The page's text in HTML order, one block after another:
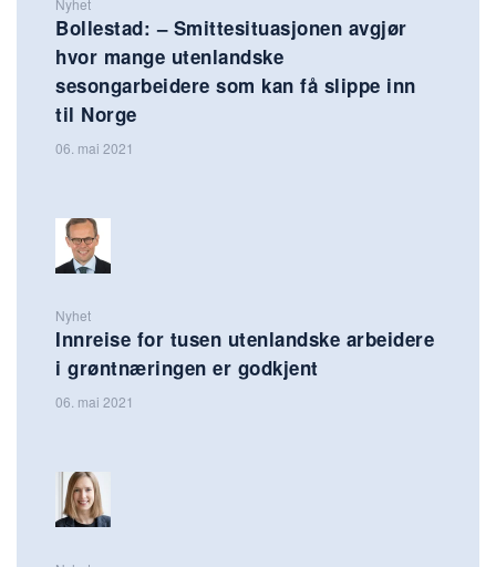
Bollestad: – Smittesituasjonen avgjør
hvor mange utenlandske
sesongarbeidere som kan få slippe inn
til Norge
06. mai 2021
Nyhet
Innreise for tusen utenlandske arbeidere
i grøntnæringen er godkjent
06. mai 2021